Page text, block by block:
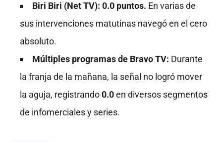
Biri Biri (Net TV): 0.0 puntos. En varias de
sus intervenciones matutinas navegó en el cero
absoluto.
Múltiples programas de Bravo TV: Durante
la franja de la mañana, la señal no logró mover
la aguja, registrando0.0en diversos segmentos
de infomerciales y series.